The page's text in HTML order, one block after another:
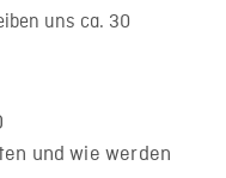
uns ca. 30
und wie werden